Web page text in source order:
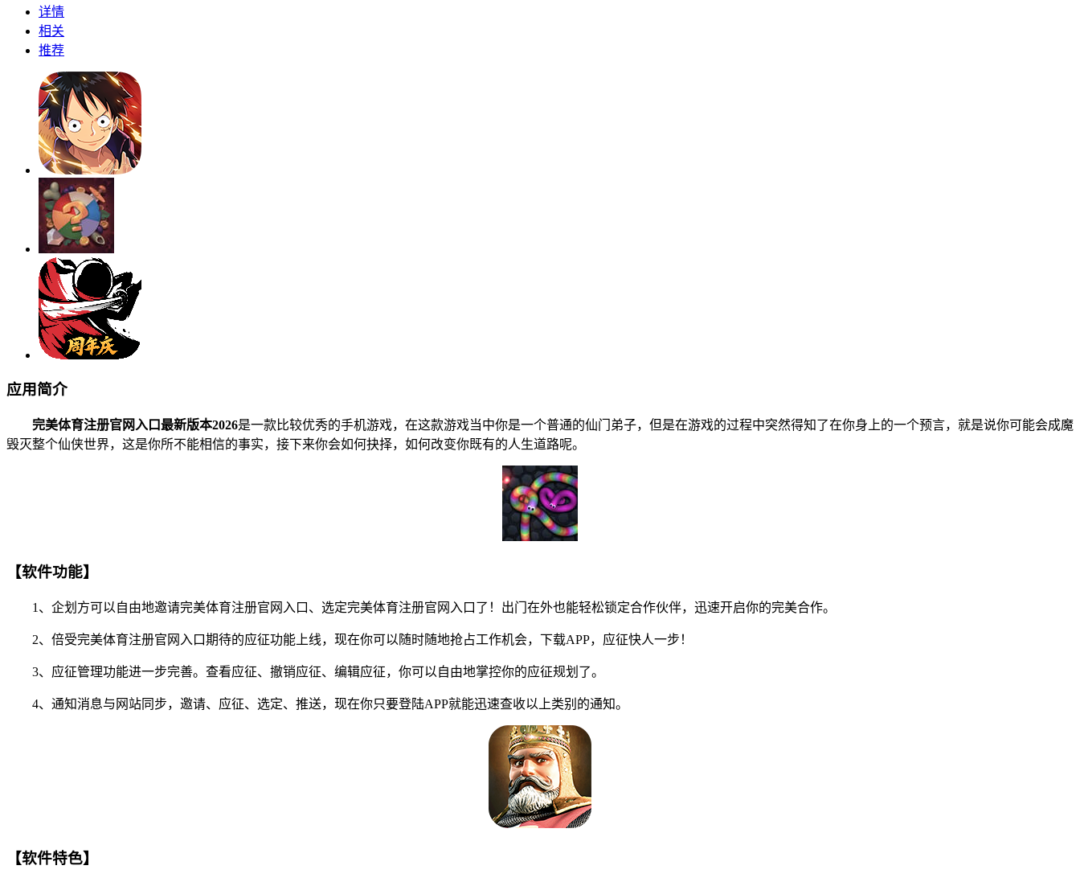
详情
相关
推荐
应用简介
完美体育注册官网入口最新版本2026是一款比较优秀的手机游戏，在这款游戏当中你是一个普通的仙门弟子，但是在游戏的过程中突然得知了在你身上的一个预言，就是说你可能会成魔
毁灭整个仙侠世界，这是你所不能相信的事实，接下来你会如何抉择，如何改变你既有的人生道路呢。
【软件功能】
1、企划方可以自由地邀请完美体育注册官网入口、选定完美体育注册官网入口了！出门在外也能轻松锁定合作伙伴，迅速开启你的完美合作。
2、倍受完美体育注册官网入口期待的应征功能上线，现在你可以随时随地抢占工作机会，下载APP，应征快人一步！
3、应征管理功能进一步完善。查看应征、撤销应征、编辑应征，你可以自由地掌控你的应征规划了。
4、通知消息与网站同步，邀请、应征、选定、推送，现在你只要登陆APP就能迅速查收以上类别的通知。
【软件特色】